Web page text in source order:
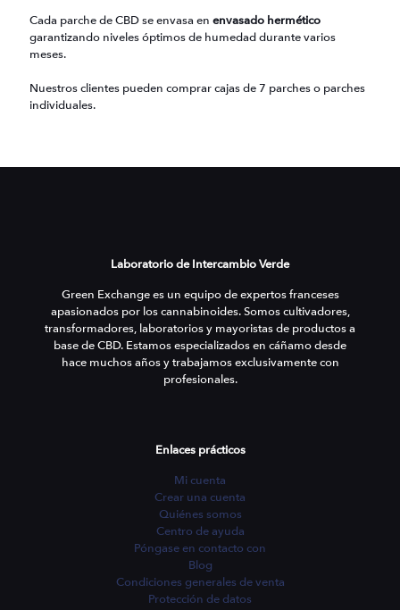
Cada parche de CBD se envasa en envasado hermético
garantizando niveles óptimos de humedad durante varios
meses.
Nuestros clientes pueden comprar cajas de 7 parches o parches
individuales.
Laboratorio de Intercambio Verde
Green Exchange es un equipo de expertos franceses
apasionados por los cannabinoides. Somos cultivadores,
transformadores, laboratorios y mayoristas de productos a
base de CBD. Estamos especializados en cáñamo desde
hace muchos años y trabajamos exclusivamente con
profesionales.
Enlaces prácticos
Mi cuenta
Crear una cuenta
Quiénes somos
Centro de ayuda
Póngase en contacto con
Blog
Condiciones generales de venta
Protección de datos